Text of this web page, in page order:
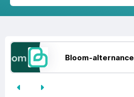
Bloom-alternance